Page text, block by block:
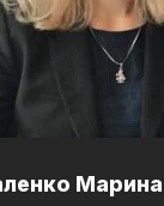
Марина